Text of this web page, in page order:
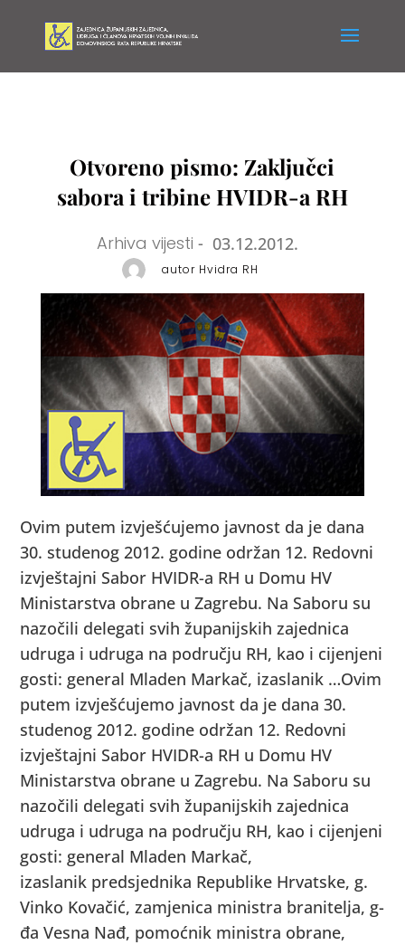
Otvoreno pismo: Zaključci
sabora i tribine HVIDR-a RH
Arhiva vijesti - 03.12.2012.
autor Hvidra RH
Ovim putem izvješćujemo javnost da je dana
30. studenog 2012. godine održan 12. Redovni
izvještajni Sabor HVIDR-a RH u Domu HV
Ministarstva obrane u Zagrebu. Na Saboru su
nazočili delegati svih županijskih zajednica
udruga i udruga na području RH, kao i cijenjeni
gosti: general Mladen Markač, izaslanik …Ovim
putem izvješćujemo javnost da je dana 30.
studenog 2012. godine održan 12. Redovni
izvještajni Sabor HVIDR-a RH u Domu HV
Ministarstva obrane u Zagrebu. Na Saboru su
nazočili delegati svih županijskih zajednica
udruga i udruga na području RH, kao i cijenjeni
gosti: general Mladen Markač,
izaslanik predsjednika Republike Hrvatske, g.
Vinko Kovačić, zamjenica ministra branitelja, g-
đa Vesna Nađ, pomoćnik ministra obrane,